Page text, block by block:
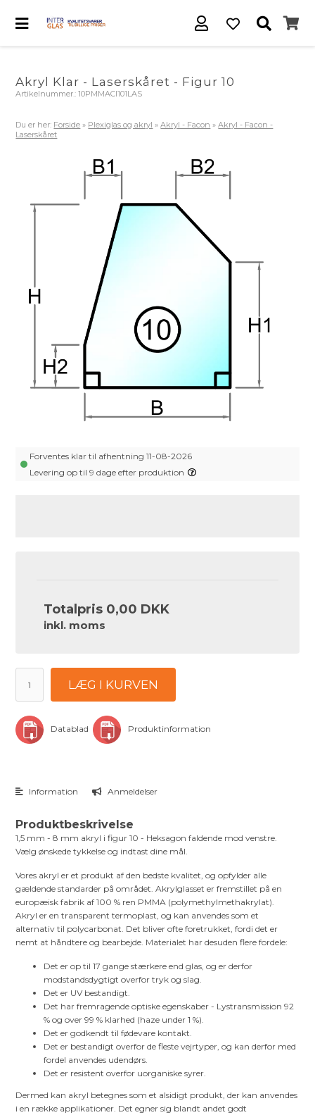
Akryl Klar - Laserskåret - Figur 10
Artikelnummer.:10PMMACl101LAS
Du er her: Forside » Plexiglas og akryl »Akryl - Facon »Akryl - Facon -
Laserskåret
Forventes klar til afhentning 11-08-2026
Levering op til 9 dage efter produktion
Totalpris 0,00 DKK
inkl. moms
LÆG I KURVEN
Datablad Produktinformation
Information Anmeldelser
Produktbeskrivelse
1,5 mm - 8 mm akryl i figur 10 - Heksagon faldende mod venstre.
Vælg ønskede tykkelse og indtast dine mål.
Vores akryl er et produkt af den bedste kvalitet, og opfylder alle
gældende standarder på området. Akrylglasset er fremstillet på en
europæisk fabrik af 100 % ren PMMA (polymethylmethakrylat).
Akryl er en transparent termoplast, og kan anvendes som et
alternativ til polycarbonat. Det bliver ofte foretrukket, fordi det er
nemt at håndtere og bearbejde. Materialet har desuden flere fordele:
Det er op til 17 gange stærkere end glas, og er derfor
modstandsdygtigt overfor tryk og slag.
Det er UV bestandigt.
Det har fremragende optiske egenskaber - Lystransmission 92
% og over 99 % klarhed (haze under 1 %).
Det er godkendt til fødevare kontakt.
Det er bestandigt overfor de fleste vejrtyper, og kan derfor med
fordel anvendes udendørs.
Det er resistent overfor uorganiske syrer.
Dermed kan akryl betegnes som et alsidigt produkt, der kan anvendes
i en række applikationer. Det egner sig blandt andet godt